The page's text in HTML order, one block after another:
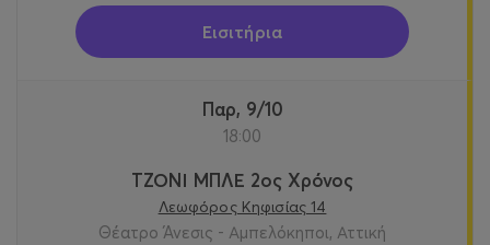
Εισιτήρια
Παρ, 9/10
18:00
ΤΖΟΝΙ ΜΠΛΕ 2ος Χρόνος
Λεωφόρος Κηφισίας 14
Θέατρο Άνεσις - Αμπελόκηποι, Αττική